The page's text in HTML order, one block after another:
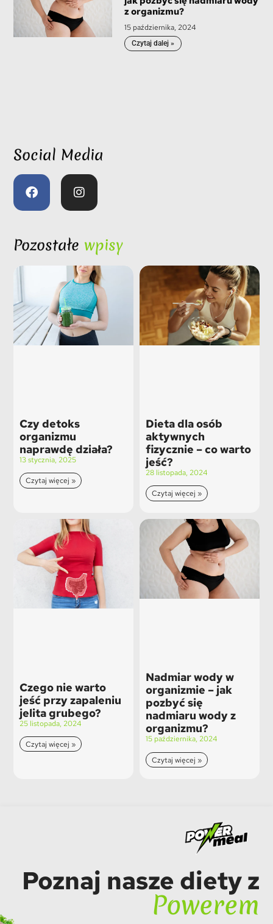
z organizmu?
15 października, 2024
Czytaj dalej »
Social Media
Pozostałe wpisy
Czy detoks
organizmu
naprawdę działa?
13 stycznia, 2025
Czytaj więcej »
Dieta dla osób
aktywnych
fizycznie – co warto
jeść?
28 listopada, 2024
Czytaj więcej »
Czego nie warto
jeść przy zapaleniu
jelita grubego?
25 listopada, 2024
Czytaj więcej »
Nadmiar wody w
organizmie – jak
pozbyć się
nadmiaru wody z
organizmu?
15 października, 2024
Czytaj więcej »
Poznaj nasze diety z
Powerem